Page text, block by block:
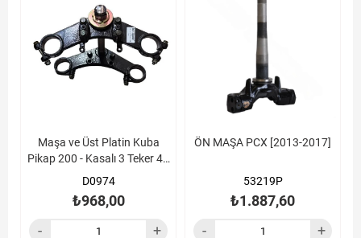
Maşa ve Üst Platin Kuba
Pikap 200 - Kasalı 3 Teker 43
mm
D0974
₺968,00
ÖN MAŞA PCX [2013-2017]
53219P
₺1.887,60